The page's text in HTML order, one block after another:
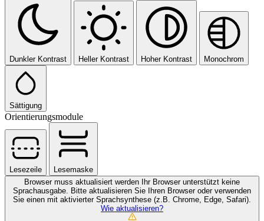
Dunkler Kontrast Heller Kontrast Hoher Kontrast Monochrom
Sättigung
Orientierungsmodule
Lesezeile
Lesemaske
Browser muss aktualisiert werden
Ihr Browser unterstützt keine
Sprachausgabe. Bitte aktualisieren Sie Ihren Browser oder verwenden
Sie einen mit aktivierter Sprachsynthese (z.B. Chrome, Edge, Safari).
Wie aktualisieren?